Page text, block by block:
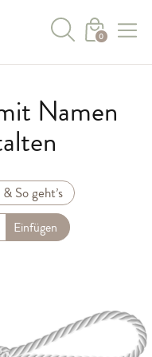
0
Namen
So geht’s
Einfügen